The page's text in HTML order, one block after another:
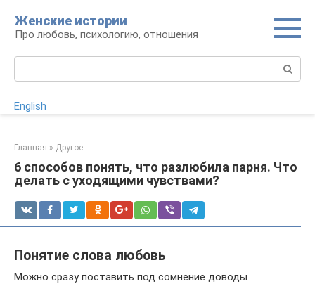
контенту
Женские истории
Про любовь, психологию, отношения
English
Главная » Другое
6 способов понять, что разлюбила парня. Что
делать с уходящими чувствами?
Понятие слова любовь
Можно сразу поставить под сомнение доводы